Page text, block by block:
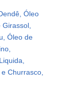
Óleo
Óleo de
Churrasco,